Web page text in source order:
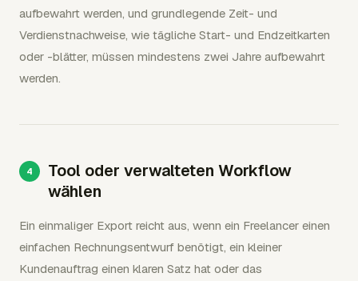
aufbewahrt werden, und grundlegende Zeit- und
Verdienstnachweise, wie tägliche Start- und Endzeitkarten
oder -blätter, müssen mindestens zwei Jahre aufbewahrt
werden.
Tool oder verwalteten Workflow
wählen
Ein einmaliger Export reicht aus, wenn ein Freelancer einen
einfachen Rechnungsentwurf benötigt, ein kleiner
Kundenauftrag einen klaren Satz hat oder das